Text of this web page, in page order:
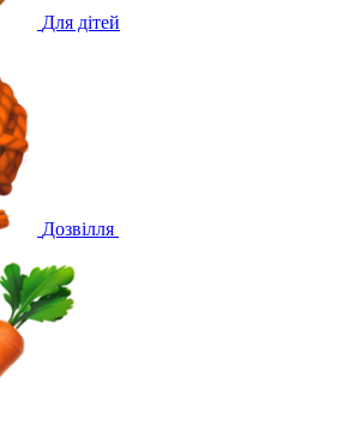
Для дітей
Дозвілля